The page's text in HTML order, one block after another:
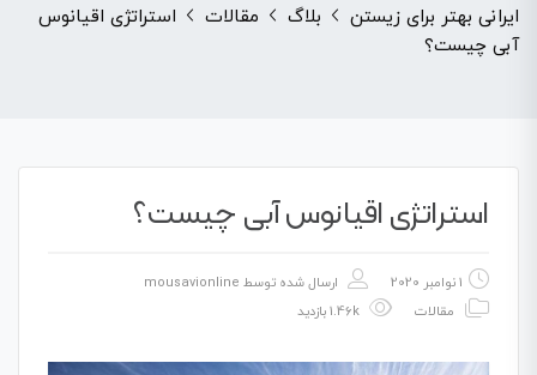
ایرانی بهتر برای زیستن بلاگ مقالات
استراتژی اقیانوس
آبی چیست؟
استراتژی اقیانوس آبی چیست؟
1 نوامبر 2020 ارسال شده توسط mousavionline
مقالات